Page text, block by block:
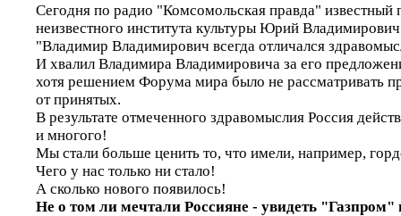
Сегодня по радио "Комсомольская правда" известный
неизвестного института культуры Юрий
"Владимир Владимирович всегда отличался
И хвалил Владимира Владимировича за его
хотя решением Форума мира было не рассматривать
от принятых.
В результате отмеченного здравомыслия Россия
и многого!
Мы стали больше ценить то, что имели, например,
Чего у нас только ни стало!
А сколько нового появилось!
Не о том ли мечтали Россияне - увидеть "Газпром"